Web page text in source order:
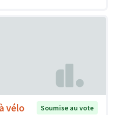
vélo
Soumise au vote